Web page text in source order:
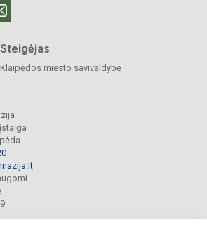
Steigėjas
Klaipėdos miesto savivaldybė